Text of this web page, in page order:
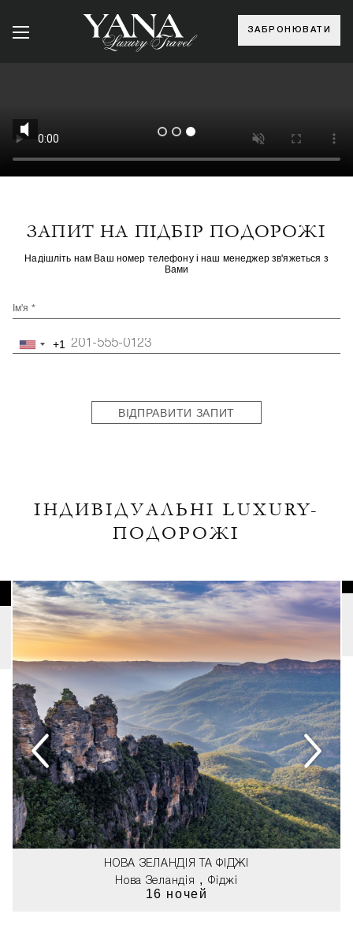
ЗАБРОНЮВАТИ
ЗАПИТ НА ПІДБІР ПОДОРОЖІ
Надішліть нам Ваш номер телефону і наш менеджер зв'яжеться з
Вами
Ім'я *
United+1
ВІДПРАВИТИ ЗАПИТ
ІНДИВІДУАЛЬНІ LUXURY-
ПОДОРОЖІ
Нова Зеландія ,Фіджі
16 ночей
НОВА ЗЕЛАНДІЯ ТА ФІДЖІ